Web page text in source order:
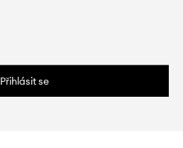
Přihlásit se